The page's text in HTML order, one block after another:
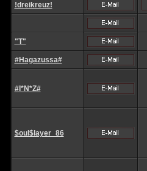
!dreikreuz!
"T"
#Hagazussa#
#I*N*Z#
$oul$layer_86